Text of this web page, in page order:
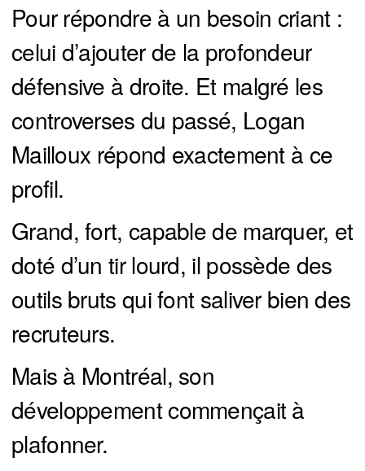
Pour répondre à un besoin criant :
celui d’ajouter de la profondeur
défensive à droite. Et malgré les
controverses du passé, Logan
Mailloux répond exactement à ce
profil.
Grand, fort, capable de marquer, et
doté d’un tir lourd, il possède des
outils bruts qui font saliver bien des
recruteurs.
Mais à Montréal, son
développement commençait à
plafonner.